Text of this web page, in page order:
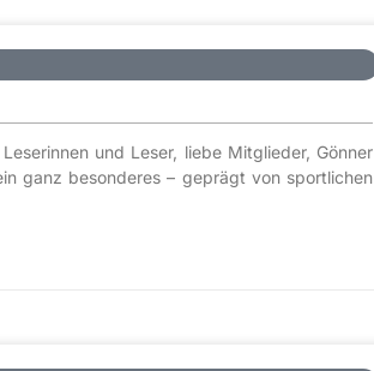
und Leser, liebe Mitglieder, Gönner
ganz besonderes – geprägt von sportlichen